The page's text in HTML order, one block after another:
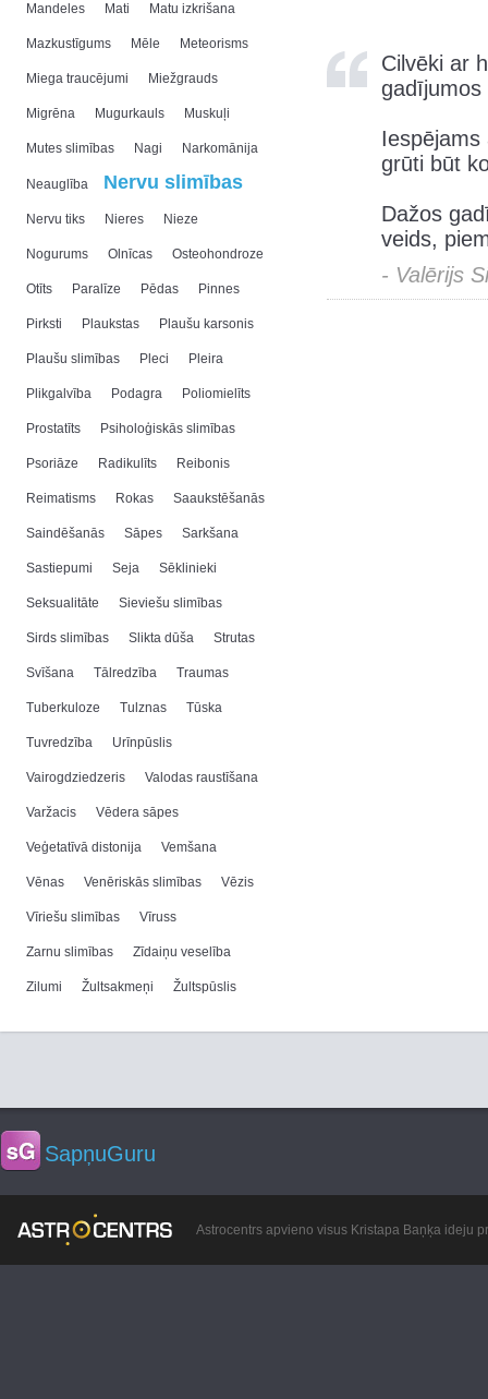
Mandeles Mati Matu izkrišana
Mazkustīgums Mēle Meteorisms
Miega traucējumi Miežgrauds
Migrēna Mugurkauls Muskuļi
Mutes slimības Nagi Narkomānija
Neauglība Nervu slimības
Nervu tiks Nieres Nieze
Nogurums Olnīcas Osteohondroze
Otīts Paralīze Pēdas Pinnes
Pirksti Plaukstas Plaušu karsonis
Plaušu slimības Pleci Pleira
Plikgalvība Podagra Poliomielīts
Prostatīts Psiholoģiskās slimības
Psoriāze Radikulīts Reibonis
Reimatisms Rokas Saaukstēšanās
Saindēšanās Sāpes Sarkšana
Sastiepumi Seja Sēklinieki
Seksualitāte Sieviešu slimības
Sirds slimības Slikta dūša Strutas
Svīšana Tālredzība Traumas
Tuberkuloze Tulznas Tūska
Tuvredzība Urīnpūslis
Vairogdziedzeris Valodas raustīšana
Varžacis Vēdera sāpes
Veģetatīvā distonija Vemšana
Vēnas Venēriskās slimības Vēzis
Vīriešu slimības Vīruss
Zarnu slimības Zīdaiņu veselība
Zilumi Žultsakmeņi Žultspūslis
Cilvēki ar
gadījumos
grūti būt
Dažos
veids,
- Valērijs
SapņuGuru
Astrocentrs apvieno visus Kristapa Baņķa ideju